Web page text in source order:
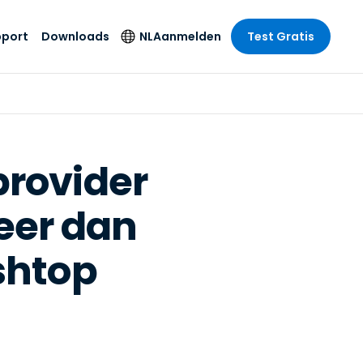
On-
-respons
Foxpass Wifi Access
& Control
Zero Trust Secure
Shield (Anti-
Publieke
& Design
& Accounting
Downloads NL
Español
Français
Italiano
Nederlands
Aanmelden Test Gratis
dan